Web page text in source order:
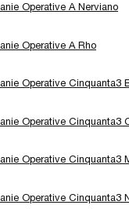
Operative A Nerviano
Operative A Rho
Operative Cinquanta3
Operative Cinquanta3
Operative Cinquanta3
Operative Cinquanta3